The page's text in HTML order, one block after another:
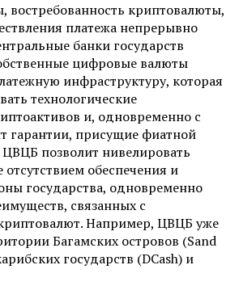
востребованность криптовалюты,
платежа непрерывно
банки государств
цифровые валюты
инфраструктуру, которая
технологические
и, одновременно с
гарантии, присущие фиатной
позволит нивелировать
обеспечения и
государства, одновременно
связанных с
Например, ЦВЦБ уже
Багамских островов (Sand
государств (DCash) и